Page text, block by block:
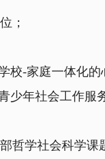
；
-家庭一体化的
年社会工作服
学社会科学课